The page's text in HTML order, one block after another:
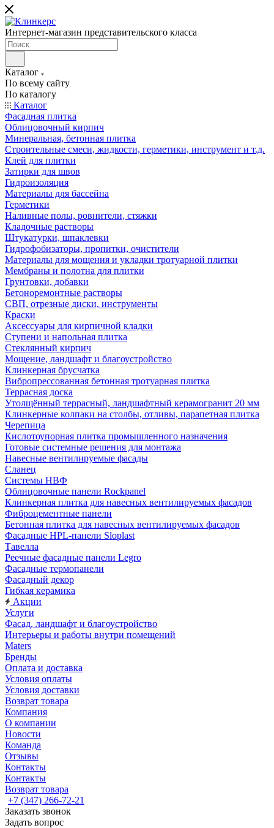
Интернет-магазин представительского класса
Каталог
По всему сайту
По каталогу
Каталог
Фасадная плитка
Облицовочный кирпич
Минеральная, бетонная плитка
Строительные смеси, жидкости, герметики, инструмент и т.д.
Клей для плитки
Затирки для швов
Гидроизоляция
Материалы для бассейна
Герметики
Наливные полы, ровнители, стяжки
Кладочные растворы
Штукатурки, шпаклевки
Гидрофобизаторы, пропитки, очистители
Материалы для мощения и укладки тротуарной плитки
Мембраны и полотна для плитки
Грунтовки, добавки
Бетоноремонтные растворы
СВП, отрезные диски, инструменты
Краски
Аксессуары для кирпичной кладки
Ступени и напольная плитка
Cтеклянный кирпич
Мощение, ландшафт и благоустройство
Клинкерная брусчатка
Вибропрессованная бетонная тротуарная плитка
Террасная доска
Утолщённый террасный, ландшафтный керамогранит 20 мм
Клинкерные колпаки на столбы, отливы, парапетная плитка
Черепица
Кислотоупорная плитка промышленного назначения
Готовые системные решения для монтажа
Навесные вентилируемые фасады
Сланец
Системы НВФ
Облицовочные панели Rockpanel
Клинкерная плитка для навесных вентилируемых фасадов
Фиброцементные панели
Бетонная плитка для навесных вентилируемых фасадов
Фасадные HPL-панели Sloplast
Тавелла
Реечные фасадные панели Legro
Фасадные термопанели
Фасадный декор
Гибкая керамика
Акции
Услуги
Фасад, ландшафт и благоустройство
Интерьеры и работы внутри помещений
Maters
Бренды
Оплата и доставка
Условия оплаты
Условия доставки
Возврат товара
Компания
О компании
Новости
Команда
Отзывы
Контакты
Контакты
Возврат товара
+7 (347) 266-72-21
Заказать звонок
Задать вопрос